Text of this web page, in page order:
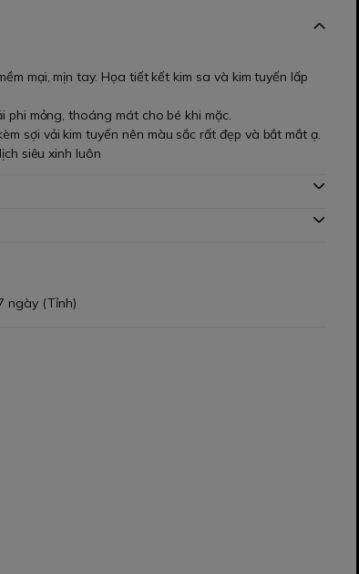
mại, mịn tay. Họa tiết kết kim sa và kim tuyến lấp
phi mỏng, thoáng mát cho bé khi mặc.
sợi vải kim tuyến nên màu sắc rất đẹp và bắt mắt ạ.
siêu xinh luôn
ngày (Tỉnh)